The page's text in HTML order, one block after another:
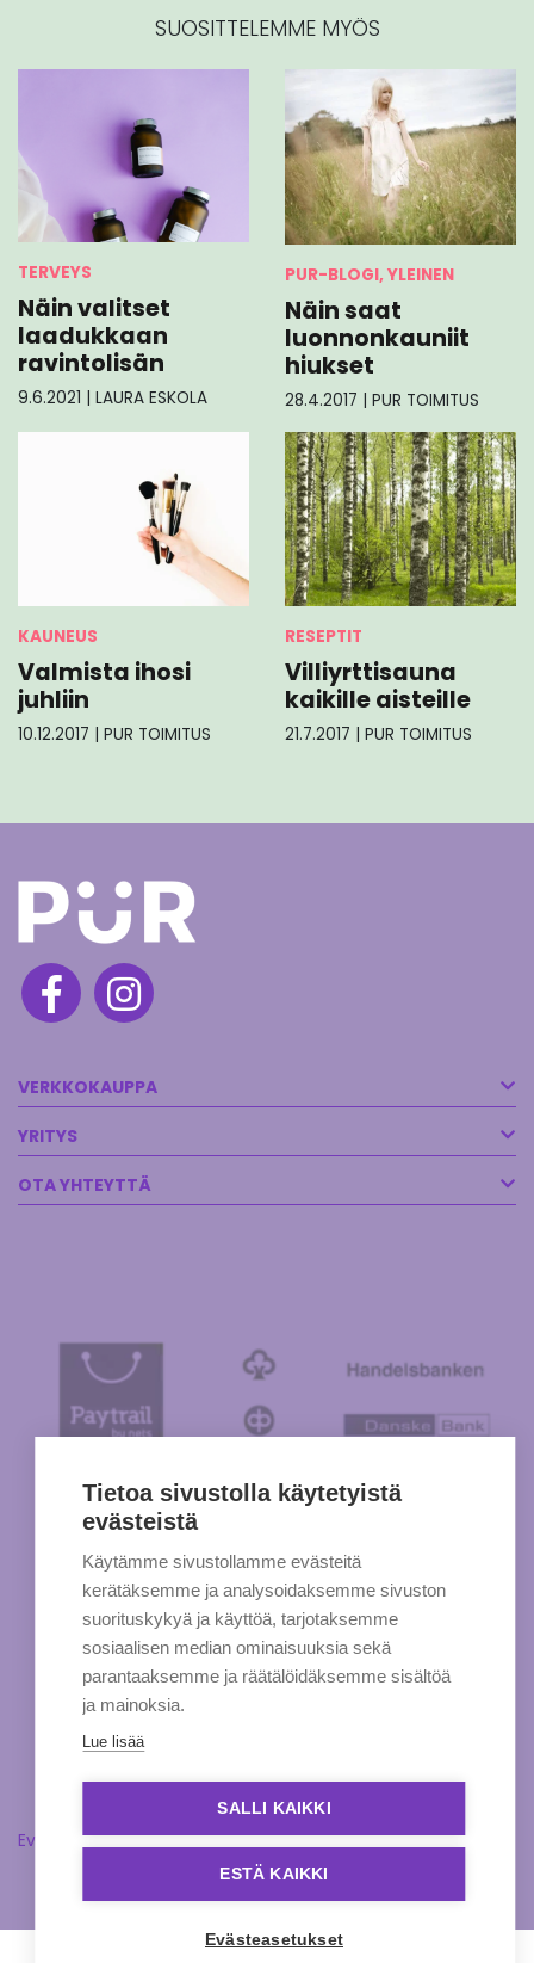
SUOSITTELEMME MYÖS
TERVEYS
Näin valitset
laadukkaan
ravintolisän
9.6.2021 LAURA ESKOLA
PUR-BLOGI, YLEINEN
Näin saat
luonnonkauniit
hiukset
28.4.2017 PUR TOIMITUS
KAUNEUS
Valmista ihosi
juhliin
10.12.2017 | PUR TOIMITUS
RESEPTIT
Villiyrttisauna
kaikille aisteille
21.7.2017 | PUR TOIMITUS
VERKKOKAUPPA
YRITYS
OTA YHTEYTTÄ
Evästeasetukset
Tietoa sivustolla käytetyistä
evästeistä
Käytämme sivustollamme evästeitä
kerätäksemme ja analysoidaksemme sivuston
suorituskykyä ja käyttöä, tarjotaksemme
sosiaalisen median ominaisuuksia sekä
parantaaksemme ja räätälöidäksemme sisältöä
ja mainoksia.
Lue lisää
SALLI KAIKKI
ESTÄ KAIKKI
Evästeasetukset